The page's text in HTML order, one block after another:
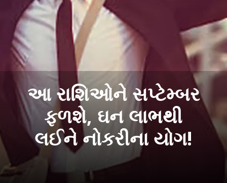
આ રાશિઓને સપ્ટેમ્બર
ફળશે, ઘન લાભથી
લઈને નોકરીના યોગ!